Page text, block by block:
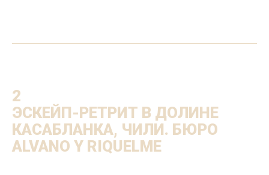
2
ЭСКЕЙП-РЕТРИТ В ДОЛИНЕ
КАСАБЛАНКА, ЧИЛИ. БЮРО
ALVANO Y RIQUELME